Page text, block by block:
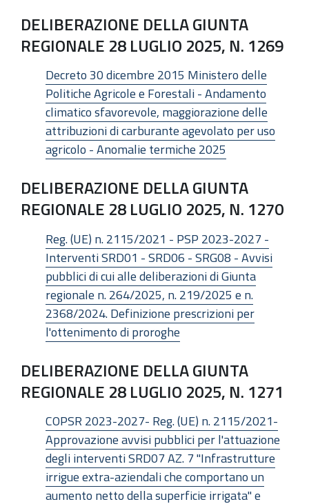
DELIBERAZIONE DELLA GIUNTA
REGIONALE 28 LUGLIO 2025, N. 1269
Decreto 30 dicembre 2015 Ministero delle
Politiche Agricole e Forestali - Andamento
climatico sfavorevole, maggiorazione delle
attribuzioni di carburante agevolato per uso
agricolo - Anomalie termiche 2025
DELIBERAZIONE DELLA GIUNTA
REGIONALE 28 LUGLIO 2025, N. 1270
Reg. (UE) n. 2115/2021 - PSP 2023-2027 -
Interventi SRD01 - SRD06 - SRG08 - Avvisi
pubblici di cui alle deliberazioni di Giunta
regionale n. 264/2025, n. 219/2025 e n.
2368/2024. Definizione prescrizioni per
l'ottenimento di proroghe
DELIBERAZIONE DELLA GIUNTA
REGIONALE 28 LUGLIO 2025, N. 1271
COPSR 2023-2027- Reg. (UE) n. 2115/2021-
Approvazione avvisi pubblici per l'attuazione
degli interventi SRD07 AZ. 7 "Infrastrutture
irrigue extra-aziendali che comportano un
aumento netto della superficie irrigata" e